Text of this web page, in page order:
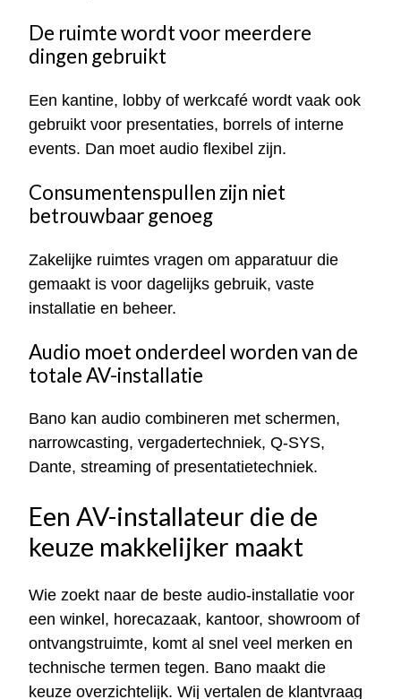
De ruimte wordt voor meerdere
dingen gebruikt
Een kantine, lobby of werkcafé wordt vaak ook
gebruikt voor presentaties, borrels of interne
events. Dan moet audio flexibel zijn.
Consumentenspullen zijn niet
betrouwbaar genoeg
Zakelijke ruimtes vragen om apparatuur die
gemaakt is voor dagelijks gebruik, vaste
installatie en beheer.
Audio moet onderdeel worden van de
totale AV-installatie
Bano kan audio combineren met schermen,
narrowcasting, vergadertechniek, Q-SYS,
Dante, streaming of presentatietechniek.
Een AV-installateur die de
keuze makkelijker maakt
Wie zoekt naar de beste audio-installatie voor
een winkel, horecazaak, kantoor, showroom of
ontvangstruimte, komt al snel veel merken en
technische termen tegen. Bano maakt die
keuze overzichtelijk. Wij vertalen de klantvraag